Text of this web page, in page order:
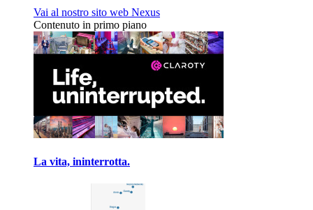
Vai al nostro sito web Nexus
Contenuto in primo piano
La vita, ininterrotta.